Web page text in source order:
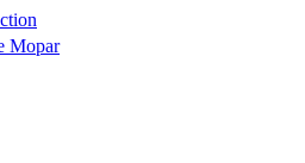
Mopar